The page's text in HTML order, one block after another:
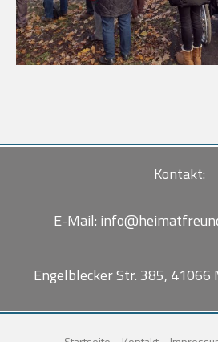
Kontakt:
E-Mail:
Engelblecker Str. 385, 41066